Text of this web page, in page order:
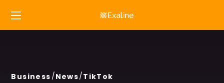
Business News TikTok